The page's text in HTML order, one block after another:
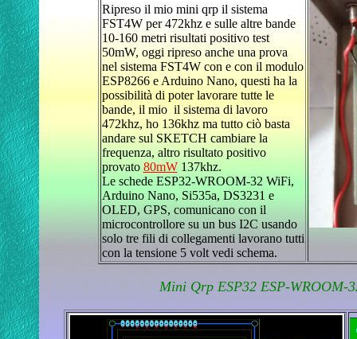
Ripreso il mio mini qrp il sistema
FST4W per 472khz e sulle altre bande
10-160 metri risultati positivo test
50mW, oggi ripreso anche una prova
nel sistema FST4W con e con il modulo
ESP8266 e Arduino Nano, questi ha la
possibilità di poter lavorare tutte le
bande, il mio il sistema di lavoro
472khz, ho 136khz ma tutto ciò basta
andare sul SKETCH cambiare la
frequenza, altro risultato positivo
provato 80mW137khz.
Le schede ESP32-WROOM-32 WiFi,
Arduino Nano, Si535a, DS3231 e
OLED, GPS, comunicano con il
microcontrollore su un bus I2C usando
solo tre fili di collegamenti lavorano tutti
con la tensione 5 volt vedi schema.
Mini Qrp ESP32 ESP-WROOM-